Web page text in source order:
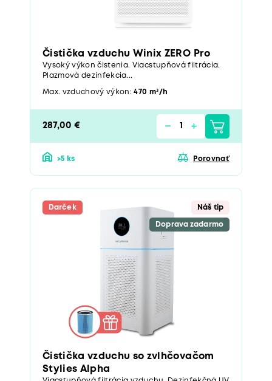
Čistička vzduchu Winix ZERO Pro
Vysoký výkon čistenia. Viacstupňová filtrácia.
Plazmová dezinfekcia...
Max. vzduchový výkon:470 m³/h
287,00 €
>5 ks Porovnať
Darček Náš tip
Doprava zadarmo
Čistička vzduchu so zvlhčovačom
Stylies Alpha